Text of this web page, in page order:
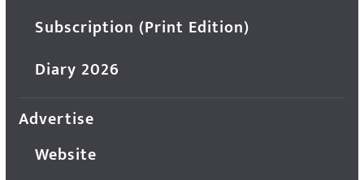
Subscription (Print Edition)
Diary 2026
Advertise
Website